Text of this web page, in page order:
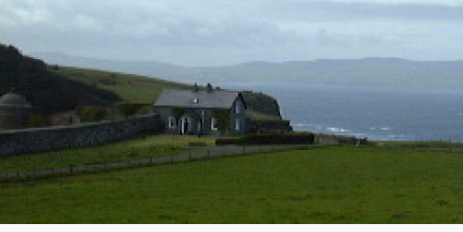
ン
テ
へ
ス
キ
ッ
プ